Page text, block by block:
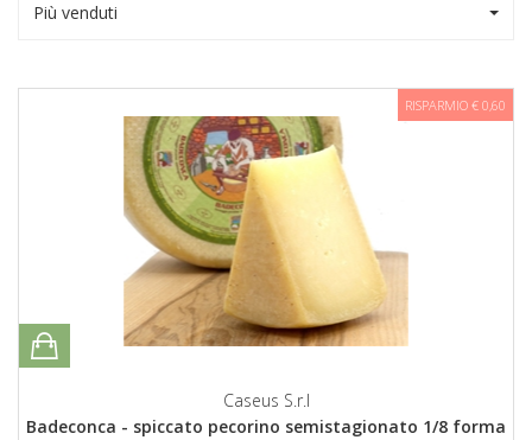
Più venduti
RISPARMIO € 0,60
Caseus S.r.l
Badeconca - spiccato pecorino semistagionato 1/8 forma